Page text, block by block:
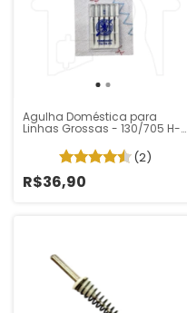
Agulha Doméstica para
Linhas Grossas - 130/705 H-E
(2)
R$36,90